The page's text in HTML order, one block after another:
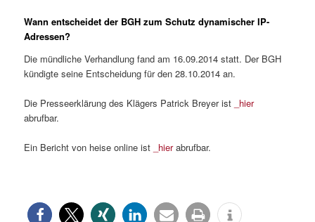
Wann entscheidet der BGH zum Schutz dynamischer IP-
Adressen?
Die mündliche Verhandlung fand am 16.09.2014 statt. Der BGH
kündigte seine Entscheidung für den 28.10.2014 an.
Die Presseerklärung des Klägers Patrick Breyer ist
_hier
abrufbar.
Ein Bericht von heise online ist _hierabrufbar.